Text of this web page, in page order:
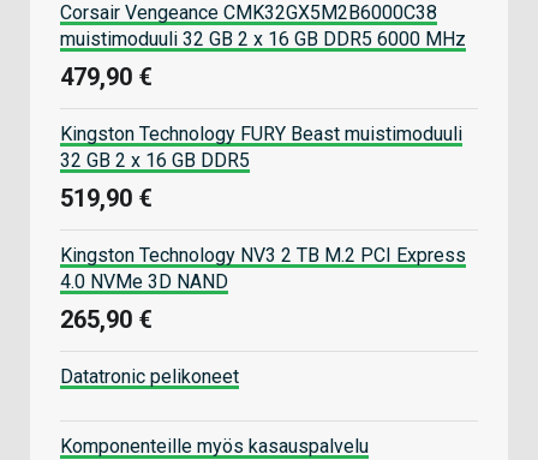
Corsair Vengeance CMK32GX5M2B6000C38
muistimoduuli 32 GB 2 x 16 GB DDR5 6000 MHz
479,90 €
Kingston Technology FURY Beast muistimoduuli
32 GB 2 x 16 GB DDR5
519,90 €
Kingston Technology NV3 2 TB M.2 PCI Express
4.0 NVMe 3D NAND
265,90 €
Datatronic pelikoneet
Komponenteille myös kasauspalvelu